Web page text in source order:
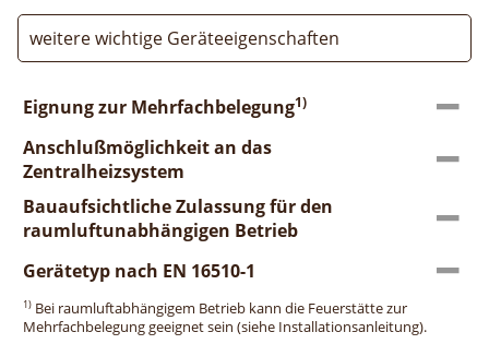
weitere wichtige Geräteeigenschaften
Eignung zur Mehrfachbelegung1)
Anschlußmöglichkeit an das
Zentralheizsystem
Bauaufsichtliche Zulassung für den
raumluftunabhängigen Betrieb
Gerätetyp nach EN 16510-1
1) Bei raumluftabhängigem Betrieb kann die Feuerstätte zur
Mehrfachbelegung geeignet sein (siehe Installationsanleitung).